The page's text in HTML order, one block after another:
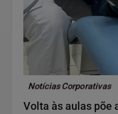
Notícias Corporativas
Volta às aulas põe